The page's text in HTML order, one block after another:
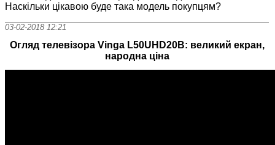
Наскільки цікавою буде така модель покупцям?
03-02-2018 12:21
Огляд телевізора Vinga L50UHD20B: великий екран,
народна ціна